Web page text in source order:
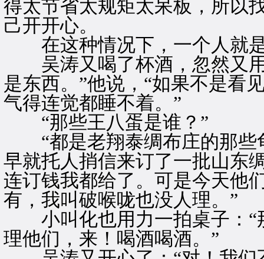
得太节省太规矩太呆板，所以
己开开心。
在这种情况下，一个人就是
吴涛又喝了杯酒，忽然又用
是东西。”他说，“如果不是看
气得连觉都睡不着。”
“那些王八蛋是谁？”
“都是老翔泰绸布庄的那些
早就托人捎信来订了一批山东
连订钱我都给了。可是今天他
有，我叫破喉咙也没人理。”
小叫化也用力一拍桌子：“
理他们，来！喝酒喝酒。”